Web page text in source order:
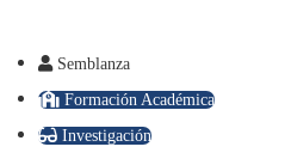
Semblanza
Formación Académica
Investigación